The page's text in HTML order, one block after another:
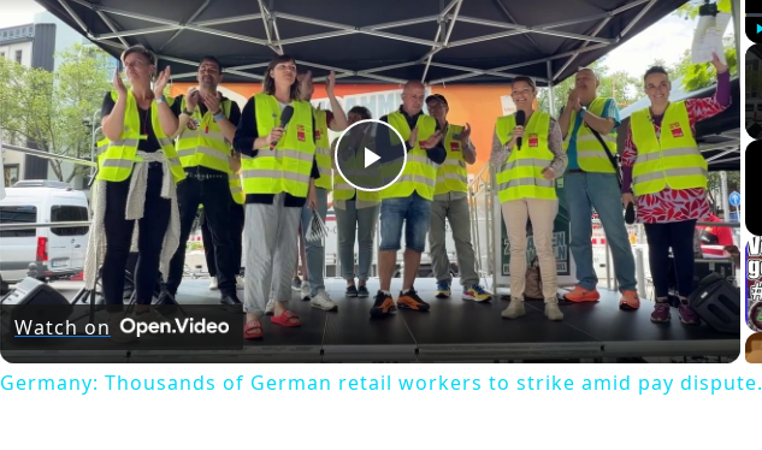
Play
Video
Watch on
Germany: Thousands of German retail workers to strike amid pay dispute.